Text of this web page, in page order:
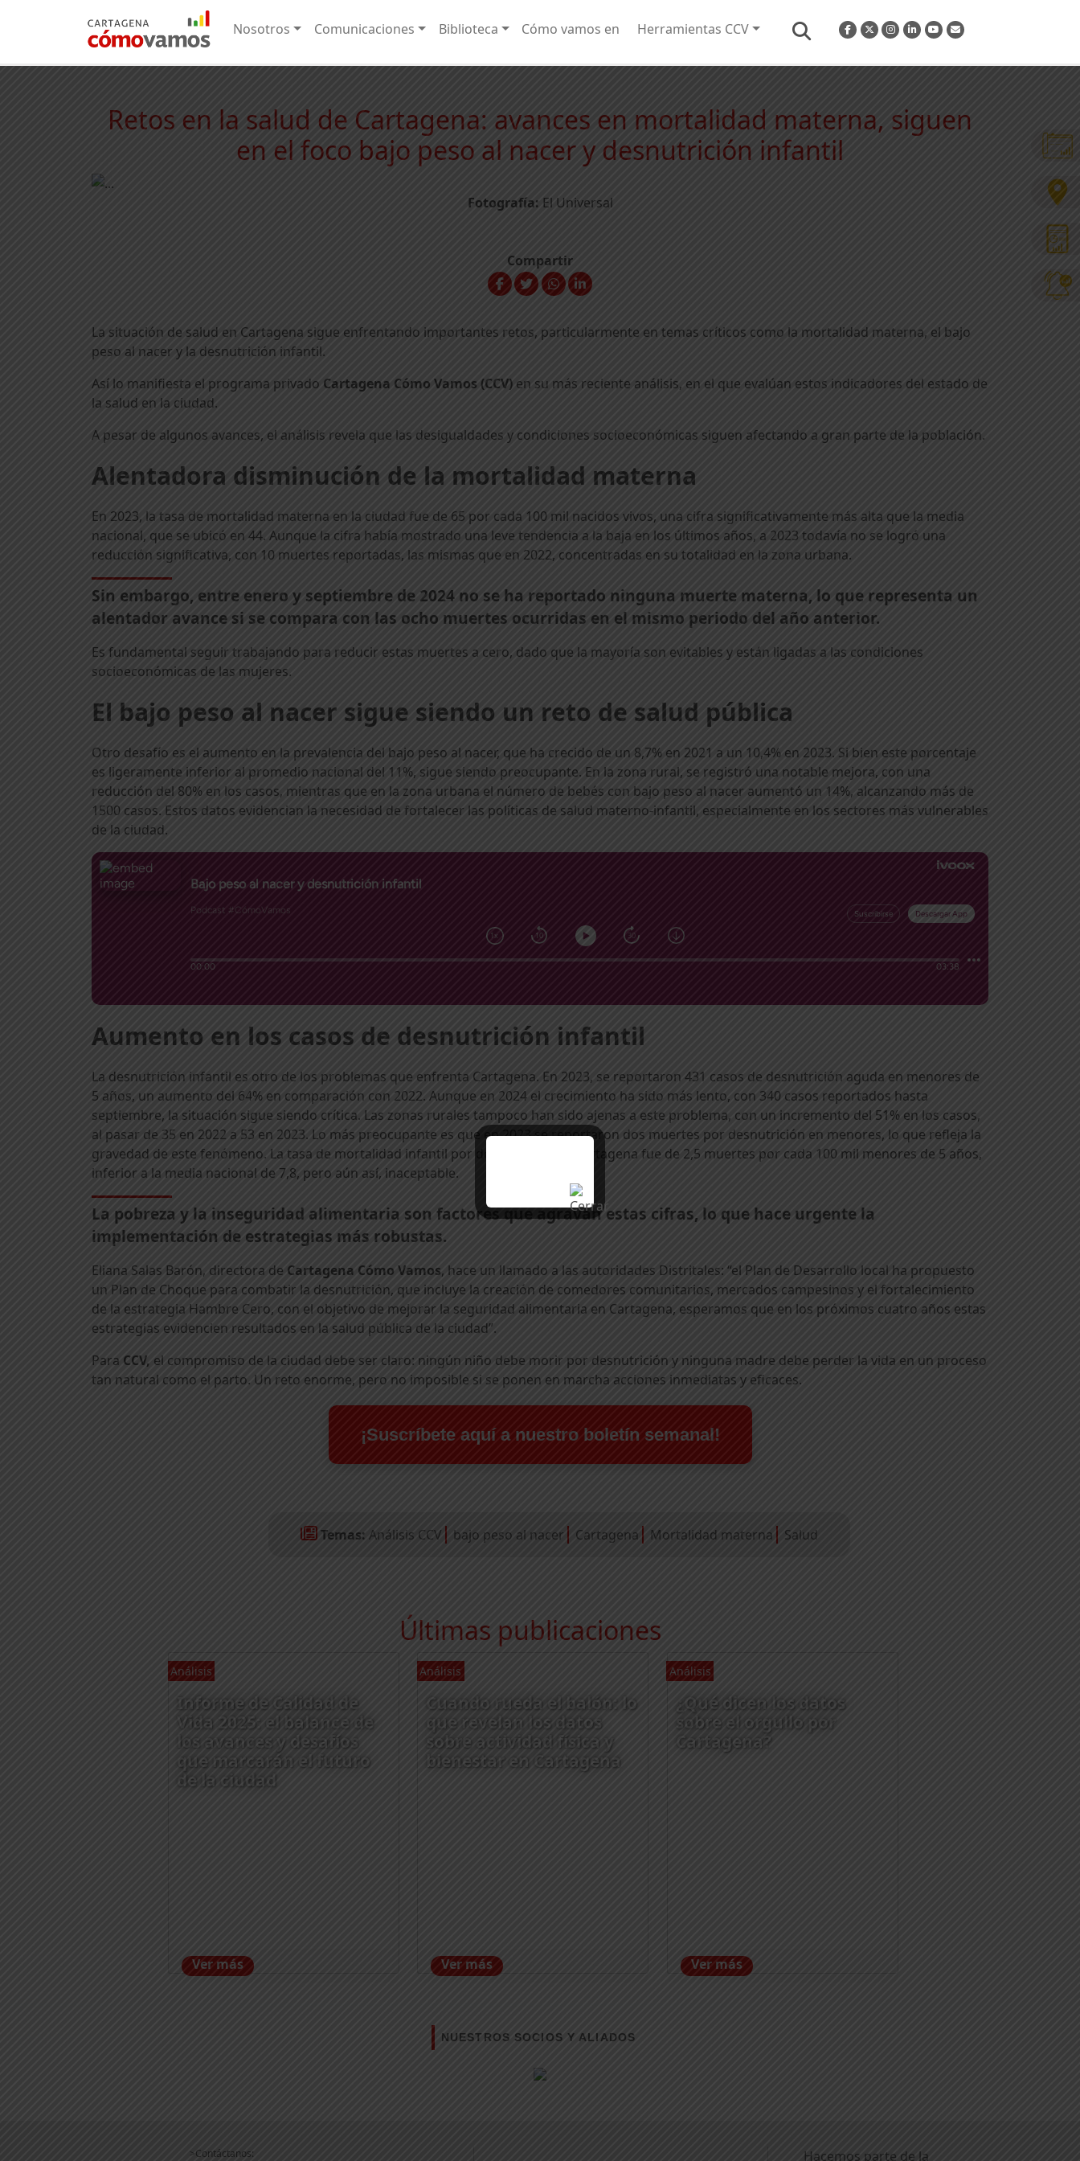
Nosotros Comunicaciones Biblioteca Cómo vamos en Herramientas CCV
Retos en la salud de Cartagena: avances en mortalidad materna, siguen
en el foco bajo peso al nacer y desnutrición infantil
Fotografía: El Universal
Compartir
La situación de salud en Cartagena sigue enfrentando importantes retos, particularmente en temas críticos como la mortalidad materna, el bajo
peso al nacer y la desnutrición infantil.
Así lo manifiesta el programa privado Cartagena Cómo Vamos (CCV) en su más reciente análisis, en el que evalúan estos indicadores del estado de
la salud en la ciudad.
A pesar de algunos avances, el análisis revela que las desigualdades y condiciones socioeconómicas siguen afectando a gran parte de la población.
Alentadora disminución de la mortalidad materna
En 2023, la tasa de mortalidad materna en la ciudad fue de 65 por cada 100 mil nacidos vivos, una cifra significativamente más alta que la media
nacional, que se ubicó en 44. Aunque la cifra había mostrado una leve tendencia a la baja en los últimos años, a 2023 todavía no se logró una
reducción significativa, con 10 muertes reportadas, las mismas que en 2022, concentradas en su totalidad en la zona urbana.
Sin embargo, entre enero y septiembre de 2024 no se ha reportado ninguna muerte materna, lo que representa un
alentador avance si se compara con las ocho muertes ocurridas en el mismo periodo del año anterior.
Es fundamental seguir trabajando para reducir estas muertes a cero, dado que la mayoría son evitables y están ligadas a las condiciones
socioeconómicas de las mujeres.
El bajo peso al nacer sigue siendo un reto de salud pública
Otro desafío es el aumento en la prevalencia del bajo peso al nacer, que ha crecido de un 8,7% en 2021 a un 10,4% en 2023. Si bien este porcentaje
es ligeramente inferior al promedio nacional del 11%, sigue siendo preocupante. En la zona rural, se registró una notable mejora, con una
reducción del 80% en los casos, mientras que en la zona urbana el número de bebés con bajo peso al nacer aumentó un 14%, alcanzando más de
1500 casos. Estos datos evidencian la necesidad de fortalecer las políticas de salud materno-infantil, especialmente en los sectores más vulnerables
de la ciudad.
Aumento en los casos de desnutrición infantil
La desnutrición infantil es otro de los problemas que enfrenta Cartagena. En 2023, se reportaron 431 casos de desnutrición aguda en menores de
5 años, un aumento del 64% en comparación con 2022. Aunque en 2024 el crecimiento ha sido más lento, con 340 casos reportados hasta
septiembre, la situación sigue siendo crítica. Las zonas rurales tampoco han sido ajenas a este problema, con un incremento del 51% en los casos,
al pasar de 35 en 2022 a 53 en 2023. Lo más preocupante es que en 2023 se reportaron dos muertes por desnutrición en menores, lo que refleja la
gravedad de este fenómeno. La tasa de mortalidad infantil por desnutrición en Cartagena fue de 2,5 muertes por cada 100 mil menores de 5 años,
inferior a la media nacional de 7,8, pero aún así, inaceptable.
La pobreza y la inseguridad alimentaria son factores que agravan estas cifras, lo que hace urgente la
implementación de estrategias más robustas.
Eliana Salas Barón, directora de Cartagena Cómo Vamos, hace un llamado a las autoridades Distritales: “el Plan de Desarrollo local ha propuesto
un Plan de Choque para combatir la desnutrición, que incluye la creación de comedores comunitarios, mercados campesinos y el fortalecimiento
de la estrategia Hambre Cero, con el objetivo de mejorar la seguridad alimentaria en Cartagena, esperamos que en los próximos cuatro años estas
estrategias evidencien resultados en la salud pública de la ciudad”.
Para CCV, el compromiso de la ciudad debe ser claro: ningún niño debe morir por desnutrición y ninguna madre debe perder la vida en un proceso
tan natural como el parto. Un reto enorme, pero no imposible si se ponen en marcha acciones inmediatas y eficaces.
¡Suscríbete aquí a nuestro boletín semanal!
Temas: Análisis CCV bajo peso al nacer Cartagena Mortalidad materna Salud
Últimas publicaciones
Análisis
Informe de Calidad de
Vida 2025: el balance de
los avances y desafíos
que marcarán el futuro
de la ciudad
Ver más
Análisis
Cuando rueda el balón: lo
que revelan los datos
sobre actividad física y
bienestar en Cartagena
Ver más
Análisis
¿Qué dicen los datos
sobre el orgullo por
Cartagena?
Ver más
NUESTROS SOCIOS Y ALIADOS
>Contáctanos: Hacemos parte de la